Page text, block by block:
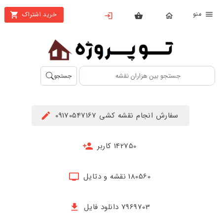
خرید اشتراک
بستن
محصولات
تهیه
اشتراک
جستجو
سفارش انجام نقشه کشی 09170547167
142750 کاربر
180560 نقشه و دتایل
7969703 دانلود فایل